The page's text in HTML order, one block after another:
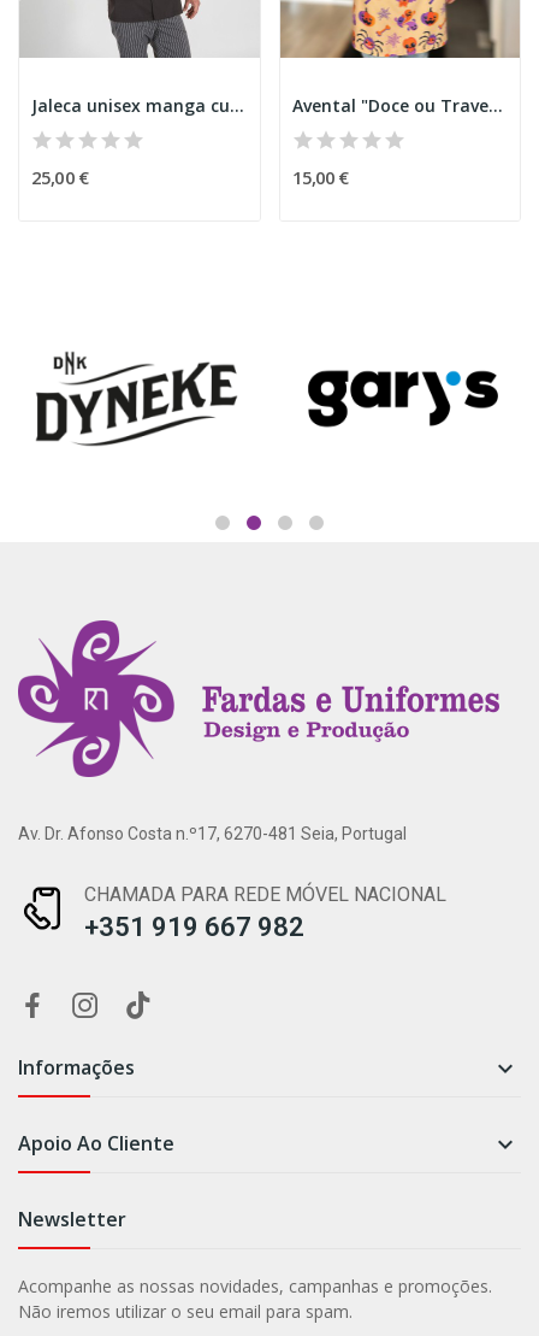
Jaleca unisex manga curta
25,00 €
Avental "Doce ou Travessura" Halloween
15,00 €
Av. Dr. Afonso Costa n.º17, 6270-481 Seia, Portugal
CHAMADA PARA REDE MÓVEL NACIONAL
+351 919 667 982
Informações 
Apoio Ao Cliente 
Newsletter
Acompanhe as nossas novidades, campanhas e promoções.
Não iremos utilizar o seu email para spam.